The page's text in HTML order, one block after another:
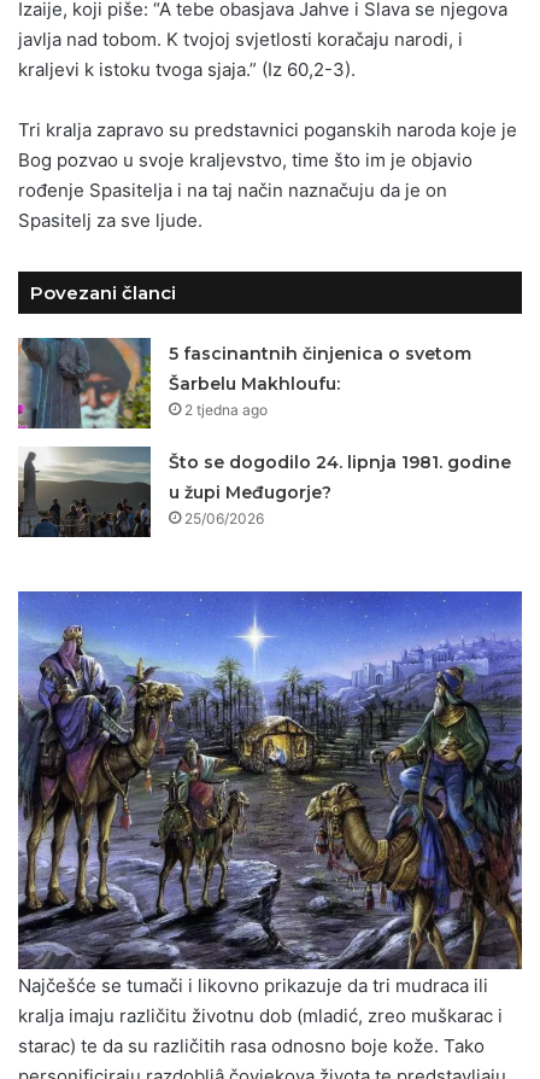
Izaije, koji piše: “A tebe obasjava Jahve i Slava se njegova
javlja nad tobom. K tvojoj svjetlosti koračaju narodi, i
kraljevi k istoku tvoga sjaja.” (Iz 60,2-3).
Tri kralja zapravo su predstavnici poganskih naroda koje je
Bog pozvao u svoje kraljevstvo, time što im je objavio
rođenje Spasitelja i na taj način naznačuju da je on
Spasitelj za sve ljude.
Povezani članci
5 fascinantnih činjenica o svetom
Šarbelu Makhloufu:
2 tjedna ago
Što se dogodilo 24. lipnja 1981. godine
u župi Međugorje?
25/06/2026
Najčešće se tumači i likovno prikazuje da tri mudraca ili
kralja imaju različitu životnu dob (mladić, zreo muškarac i
starac) te da su različitih rasa odnosno boje kože. Tako